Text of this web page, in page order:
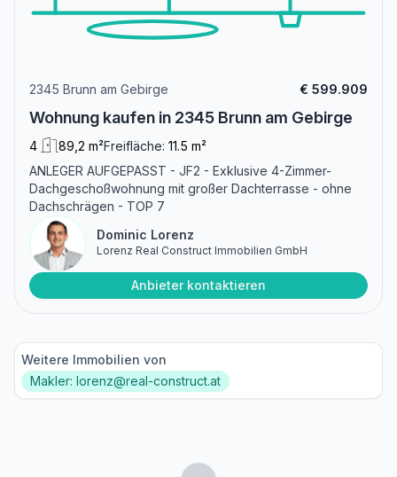
2345 Brunn am Gebirge € 599.909
Wohnung kaufen in 2345 Brunn am Gebirge
4 89,2 m²Freifläche: 11.5 m²
ANLEGER AUFGEPASST - JF2 - Exklusive 4-Zimmer-
Dachgeschoßwohnung mit großer Dachterrasse - ohne
Dachschrägen - TOP 7
Dominic Lorenz
Lorenz Real Construct Immobilien GmbH
Anbieter kontaktieren
Weitere Immobilien von
Makler: lorenz@real-construct.at